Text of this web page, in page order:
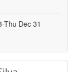
Thu Dec 31